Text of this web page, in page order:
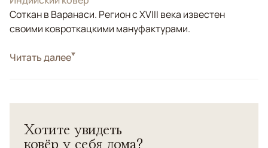
Соткан в Варанаси. Регион с XVIII века известен
своими ковроткацкими мануфактурами.
СтильСовременные
Читать далее
Хотите увидеть
ковёр у себя дома?